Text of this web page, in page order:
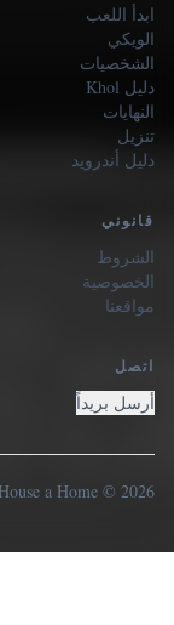
ابدأ اللعب
الويكي
الشخصيات
دليل Khol
النهايات
تنزيل
دليل أندرويد
قانوني
الشروط
الخصوصية
مواقعنا
اتصل
أرسل بريداً
2026 © You Make This House a Home. جميع الحقوق محفوظة.